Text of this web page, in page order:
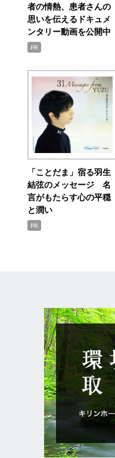
者の情熱、患者さんの
思いを伝えるドキュメ
ンタリー動画を公開中
PR
「ことだま」宿る羽生
結弦のメッセージ 名
言がもたらす心の平穏
と潤い
PR